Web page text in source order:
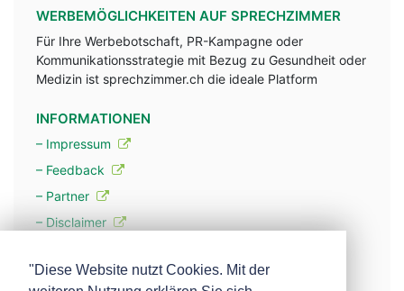
WERBEMÖGLICHKEITEN AUF SPRECHZIMMER
Für Ihre Werbebotschaft, PR-Kampagne oder
Kommunikationsstrategie mit Bezug zu Gesundheit oder
Medizin ist sprechzimmer.ch die ideale Platform
INFORMATIONEN
– Impressum
– Feedback
– Partner
– Disclaimer
"Diese Website nutzt Cookies. Mit der